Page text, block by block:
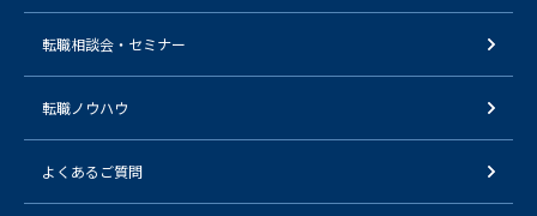
転職相談会・セミナー
転職ノウハウ
よくあるご質問